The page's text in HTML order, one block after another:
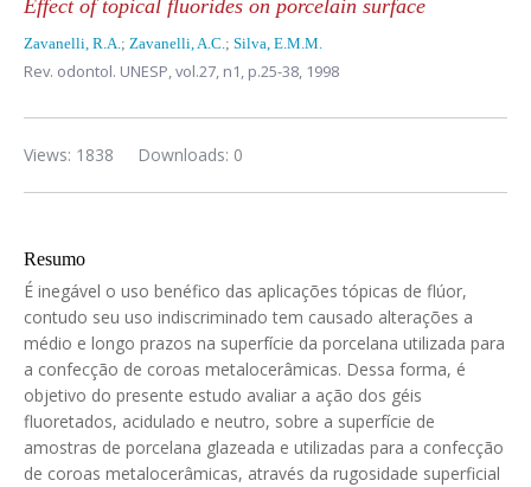
Effect of topical fluorides on porcelain surface
Zavanelli, R.A.; Zavanelli, A.C.; Silva, E.M.M.
Rev. odontol. UNESP,vol.27, n1, p.25-38, 1998
Downloads: 0
Views: 1838
Resumo
É inegável o uso benéfico das aplicações tópicas de flúor,
contudo seu uso indiscriminado tem causado alterações a
médio e longo prazos na superfície da porcelana utilizada para
a confecção de coroas metalocerâmicas. Dessa forma, é
objetivo do presente estudo avaliar a ação dos géis
fluoretados, acidulado e neutro, sobre a superfície de
amostras de porcelana glazeada e utilizadas para a confecção
de coroas metalocerâmicas, através da rugosidade superficial